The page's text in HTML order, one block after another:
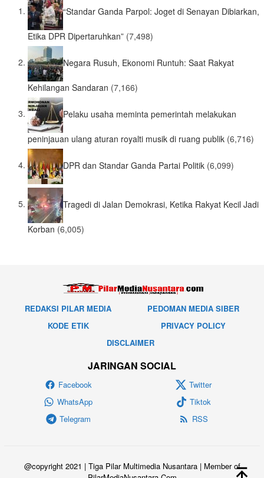
“Standar Ganda Parpol: Joget di Senayan Dibiarkan,
Etika DPR Dipertaruhkan” (7,498)
Negara Rusuh, Ekonomi Runtuh: Saat Rakyat
Kehilangan Sandaran (7,166)
Pelaku usaha meminta pemerintah melakukan
peninjauan ulang aturan royalti musik di ruang publik (6,716)
DPR dan Standar Ganda Partai Politik (6,099)
Tragedi di Jalan Demokrasi, Ketika Rakyat Kecil Jadi
Korban (6,005)
REDAKSI PILAR MEDIA
PEDOMAN MEDIA SIBER
KODE ETIK
PRIVACY POLICY
DISCLAIMER
JARINGAN SOCIAL
Facebook
Twitter
WhatsApp
Tiktok
Telegram
RSS
@copyright 2021 | Tiga Pilar Multimedia Nusantara | Member of